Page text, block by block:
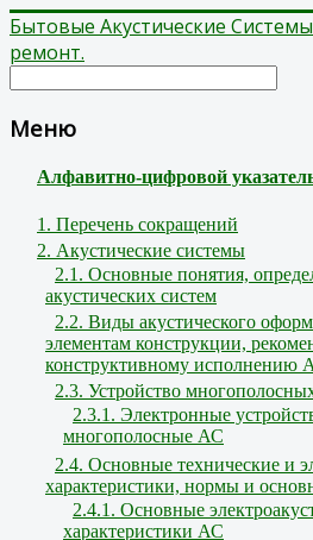
Бытовые Акустические
ремонт.
Меню
Алфавитно-цифровой
1. Перечень сокращений
2. Акустические системы
2.1. Основные понятия,
акустических систем
2.2. Виды акустического
элементам конструкции,
конструктивному исполнению
2.3. Устройство
2.3.1. Электронные
многополосные АС
2.4. Основные технические и
характеристики, нормы и
2.4.1. Основные
характеристики АС